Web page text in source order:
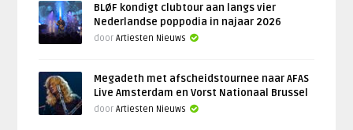
BLØF kondigt clubtour aan langs vier
Nederlandse poppodia in najaar 2026
doorArtiesten Nieuws
Megadeth met afscheidstournee naar AFAS
Live Amsterdam en Vorst Nationaal Brussel
doorArtiesten Nieuws